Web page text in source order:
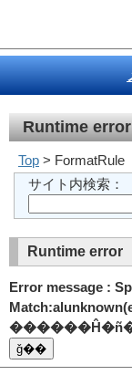
Runtime error
Top > FormatRule
サイト内検索：
Runtime error
Error message :